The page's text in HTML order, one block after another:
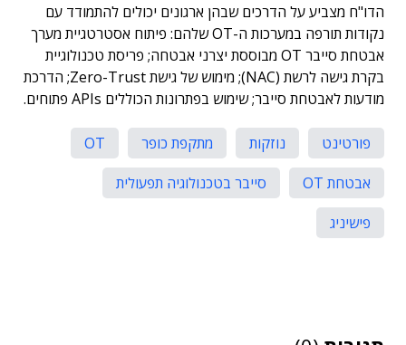
הדו"ח מצביע על הדרכים שבהן ארגונים יכולים להתמודד עם
נקודות תורפה במערכות ה-OT שלהם: פיתוח אסטרטגיית מערך
אבטחת סייבר OT מבוססת יצרני אבטחה; פריסת טכנולוגיית
בקרת גישה לרשת (NAC); מימוש של גישת Zero-Trust; הדרכת
מודעות לאבטחת סייבר; שימוש בפתרונות הכוללים APIs פתוחים.
פורטינט נוזקות מתקפת כופר
OT
אבטחת OT
סייבר בטכנולוגיה תפעולית
פישיניג